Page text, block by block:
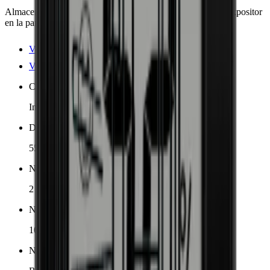
Almacena 102 botellas en 2 zonas con un elegante estante expositor
en la parte inferior del armario.
Ver detalles del producto
Ver especificaciones
Colocación
Independiente
Dimensiones (AnxAlxP cm)
55 x 127.7 x 58.5 cm
Número de zonas de enfriamiento
2 zonas
Número de botellas (Burdeos, máx)
102
Nivel de ruido